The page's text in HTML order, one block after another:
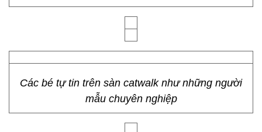
Các bé tự tin trên sàn catwalk như những người
mẫu chuyên nghiệp